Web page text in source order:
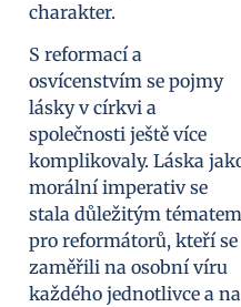
charakter.
S reformací a
osvícenstvím se pojmy
lásky v církvi a
společnosti ještě více
komplikovaly. Láska
morální imperativ se
stala důležitým tématem
pro reformátorů, kteří se
zaměřili na osobní víru
každého jednotlivce a na